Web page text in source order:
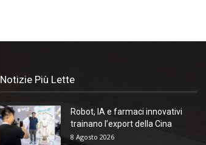
Notizie Più Lette
Robot, IA e farmaci innovativi
trainano l’export della Cina
8 Agosto 2026